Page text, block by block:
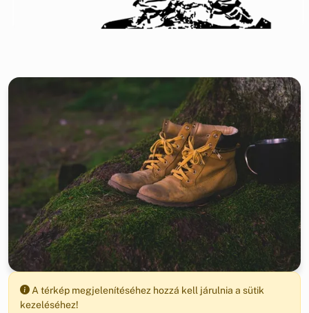
A térkép megjelenítéséhez hozzá kell járulnia a sütik
kezeléséhez!